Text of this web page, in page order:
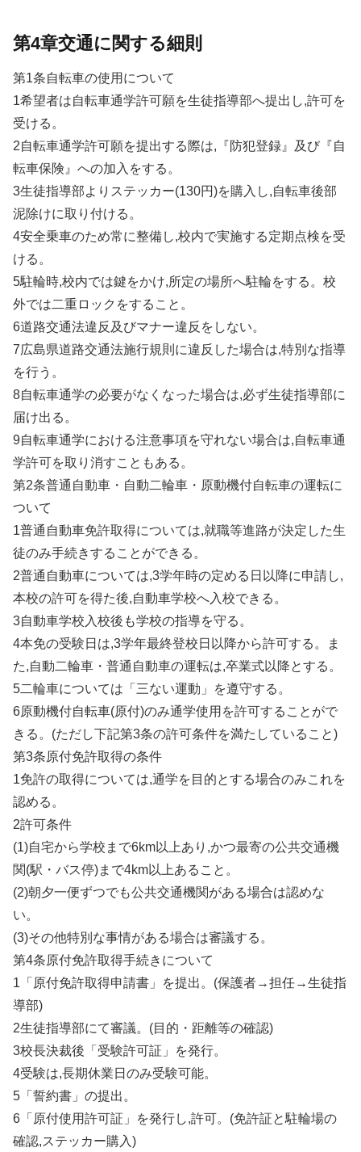
第4章交通に関する細則
第1条自転車の使用について
1希望者は自転車通学許可願を生徒指導部へ提出し,許可を
受ける。
2自転車通学許可願を提出する際は,『防犯登録』及び『自
転車保険』への加入をする。
3生徒指導部よりステッカー(130円)を購入し,自転車後部
泥除けに取り付ける。
4安全乗車のため常に整備し,校内で実施する定期点検を受
ける。
5駐輪時,校内では鍵をかけ,所定の場所へ駐輪をする。校
外では二重ロックをすること。
6道路交通法違反及びマナー違反をしない。
7広島県道路交通法施行規則に違反した場合は,特別な指導
を行う。
8自転車通学の必要がなくなった場合は,必ず生徒指導部に
届け出る。
9自転車通学における注意事項を守れない場合は,自転車通
学許可を取り消すこともある。
第2条普通自動車・自動二輪車・原動機付自転車の運転に
ついて
1普通自動車免許取得については,就職等進路が決定した生
徒のみ手続きすることができる。
2普通自動車については,3学年時の定める日以降に申請し,
本校の許可を得た後,自動車学校へ入校できる。
3自動車学校入校後も学校の指導を守る。
4本免の受験日は,3学年最終登校日以降から許可する。ま
た,自動二輪車・普通自動車の運転は,卒業式以降とする。
5二輪車については「三ない運動」を遵守する。
6原動機付自転車(原付)のみ通学使用を許可することがで
きる。(ただし下記第3条の許可条件を満たしていること)
第3条原付免許取得の条件
1免許の取得については,通学を目的とする場合のみこれを
認める。
2許可条件
(1)自宅から学校まで6km以上あり,かつ最寄の公共交通機
関(駅・バス停)まで4km以上あること。
(2)朝夕一便ずつでも公共交通機関がある場合は認めな
い。
(3)その他特別な事情がある場合は審議する。
第4条原付免許取得手続きについて
1「原付免許取得申請書」を提出。(保護者→担任→生徒指
導部)
2生徒指導部にて審議。(目的・距離等の確認)
3校長決裁後「受験許可証」を発行。
4受験は,長期休業日のみ受験可能。
5「誓約書」の提出。
6「原付使用許可証」を発行し,許可。(免許証と駐輪場の
確認,ステッカー購入)